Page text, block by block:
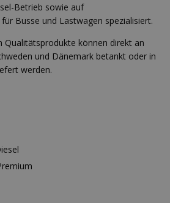
Betrieb sowie auf
Busse und Lastwagen spezialisiert.
Qualitätsprodukte können direkt an
und Dänemark betankt oder in
werden.